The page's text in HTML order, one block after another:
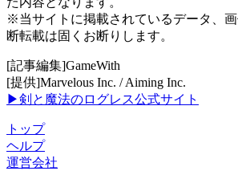
※当サイトに掲載されているデータ、
断転載は固くお断りします。
[記事編集]GameWith
[提供]Marvelous Inc. / Aiming Inc.
▶剣と魔法のログレス公式サイト
トップ
ヘルプ
運営会社